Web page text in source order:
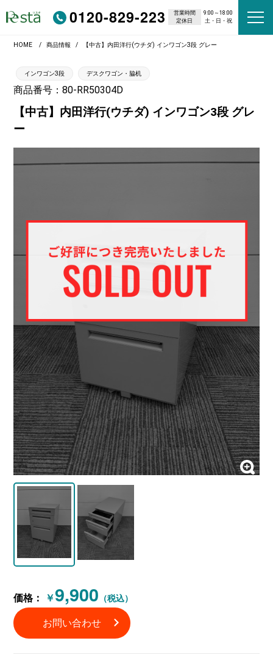
0120-829-223 営業時間
9:00～18:00
定休日
土・日・祝
HOME 商品情報 【中古】内田洋行(ウチダ) インワゴン3段 グレー
インワゴン3段 デスクワゴン・脇机
商品番号：80-RR50304D
【中古】内田洋行(ウチダ) インワゴン3段 グレ
ー
価格： ￥9,900 （税込）
お問い合わせ